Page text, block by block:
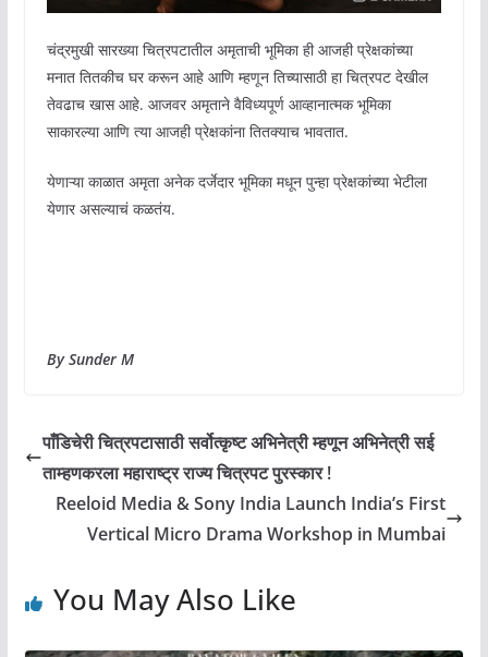
चंद्रमुखी सारख्या चित्रपटातील अमृताची भूमिका ही आजही प्रेक्षकांच्या
मनात तितकीच घर करून आहे आणि म्हणून तिच्यासाठी हा चित्रपट देखील
तेवढाच खास आहे. आजवर अमृताने वैविध्यपूर्ण आव्हानात्मक भूमिका
साकारल्या आणि त्या आजही प्रेक्षकांना तितक्याच भावतात.
येणाऱ्या काळात अमृता अनेक दर्जेदार भूमिका मधून पुन्हा प्रेक्षकांच्या भेटीला
येणार असल्याचं कळतंय.
By Sunder M
पाँडिचेरी चित्रपटासाठी सर्वोत्कृष्ट अभिनेत्री म्हणून अभिनेत्री सई
ताम्हणकरला महाराष्ट्र राज्य चित्रपट पुरस्कार !
Reeloid Media & Sony India Launch India’s First
Vertical Micro Drama Workshop in Mumbai
You May Also Like